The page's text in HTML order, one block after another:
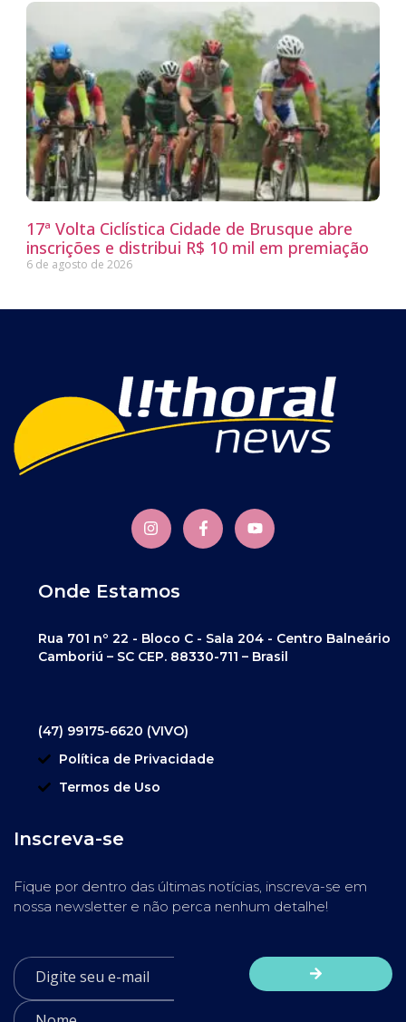
17ª Volta Ciclística Cidade de Brusque abre
inscrições e distribui R$ 10 mil em premiação
6 de agosto de 2026
Onde Estamos
Rua 701 nº 22 - Bloco C - Sala 204 - Centro Balneário
Camboriú – SC CEP. 88330-711 – Brasil
(47) 99175-6620 (VIVO)
Política de Privacidade
Termos de Uso
Inscreva-se
Fique por dentro das últimas notícias, inscreva-se em
nossa newsletter e não perca nenhum detalhe!